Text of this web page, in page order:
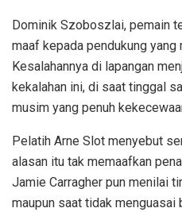
Dominik Szoboszlai, pemain
maaf kepada pendukung yang
Kesalahannya di lapangan
kekalahan ini, di saat tinggal
musim yang penuh
Pelatih Arne Slot menyebut
alasan itu tak memaafkan
Jamie Carragher pun menilai
maupun saat tidak menguasai